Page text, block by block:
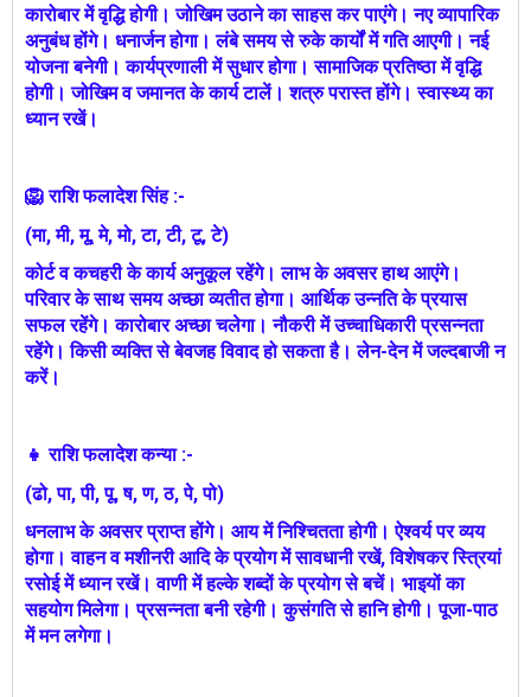
कारोबार में वृद्धि होगी। जोखिम उठाने का साहस कर पाएंगे। नए व्यापारिक
अनुबंध होंगे। धनार्जन होगा। लंबे समय से रुके कार्यों में गति आएगी। नई
योजना बनेगी। कार्यप्रणाली में सुधार होगा। सामाजिक प्रतिष्ठा में वृद्धि
होगी। जोखिम व जमानत के कार्य टालें। शत्रु परास्त होंगे। स्वास्थ्‍य का
ध्यान रखें।
🦁 राशि फलादेश सिंह :-
(मा, मी, मू, मे, मो, टा, टी, टू, टे)
कोर्ट व कचहरी के कार्य अनुकूल रहेंगे। लाभ के अवसर हाथ आएंगे।
परिवार के साथ समय अच्‍छा व्यतीत होगा। आर्थिक उन्नति के प्रयास
सफल रहेंगे। कारोबार अच्छा चलेगा। नौकरी में उच्चाधिकारी प्रसन्नता
रहेंगे। किसी व्यक्ति से बेवजह विवाद हो सकता है। लेन-देन में जल्दबाजी न
करें।
👧 राशि फलादेश कन्या :-
(ढो, पा, पी, पू, ष, ण, ठ, पे, पो)
धनलाभ के अवसर प्राप्त होंगे। आय में निश्चितता होगी। ऐश्वर्य पर व्यय
होगा। वाहन व मशीनरी आदि के प्रयोग में सावधानी रखें, विशेषकर स्त्रियां
रसोई में ध्यान रखें। वाणी में हल्के शब्दों के प्रयोग से बचें। भाइयों का
सहयोग मिलेगा। प्रसन्नता बनी रहेगी। कुसंगति से हानि होगी। पूजा-पाठ
में मन लगेगा।